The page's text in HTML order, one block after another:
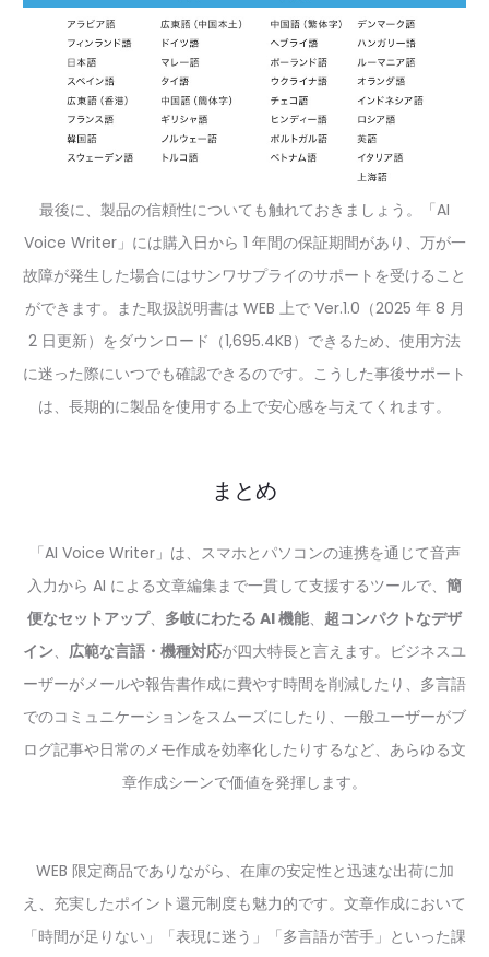
最後に、製品の信頼性についても触れておきましょう。「AI
Voice Writer」には購入日から 1 年間の保証期間があり、万が一
故障が発生した場合にはサンワサプライのサポートを受けること
ができます。また取扱説明書は WEB 上で Ver.1.0（2025 年 8 月
2 日更新）をダウンロード（1,695.4KB）できるため、使用方法
に迷った際にいつでも確認できるのです。こうした事後サポート
は、長期的に製品を使用する上で安心感を与えてくれます。
まとめ
「AI Voice Writer」は、スマホとパソコンの連携を通じて音声
入力から AI による文章編集まで一貫して支援するツールで、 簡
便なセットアップ、 多岐にわたる AI 機能、 超コンパクトなデザ
イン、 広範な言語・機種対応が四大特長と言えます。ビジネスユ
ーザーがメールや報告書作成に費やす時間を削減したり、多言語
でのコミュニケーションをスムーズにしたり、一般ユーザーがブ
ログ記事や日常のメモ作成を効率化したりするなど、あらゆる文
章作成シーンで価値を発揮します。
WEB 限定商品でありながら、在庫の安定性と迅速な出荷に加
え、充実したポイント還元制度も魅力的です。文章作成において
「時間が足りない」「表現に迷う」「多言語が苦手」といった課